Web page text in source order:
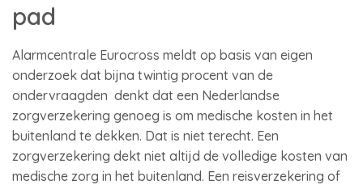
pad
Alarmcentrale Eurocross meldt op basis van eigen
onderzoek dat bijna twintig procent van de
ondervraagden denkt dat een Nederlandse
zorgverzekering genoeg is om medische kosten in het
buitenland te dekken. Dat is niet terecht. Een
zorgverzekering dekt niet altijd de volledige kosten van
medische zorg in het buitenland. Een reisverzekering of